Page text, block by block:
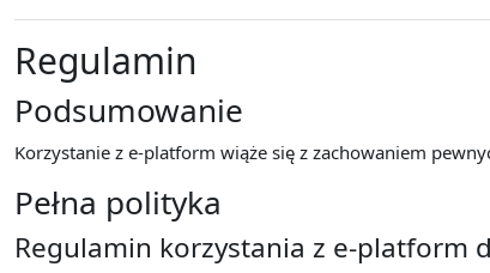
Regulamin
Podsumowanie
Korzystanie z e-platform wiąże się z zachowaniem
Pełna polityka
Regulamin korzystania z e-platform